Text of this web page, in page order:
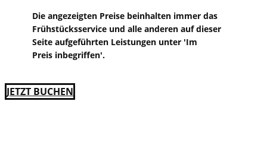
​Die angezeigten Preise beinhalten immer das
Frühstücksservice und alle anderen auf dieser
Seite aufgeführten Leistungen unter 'Im
Preis inbegriffen'.
​JETZT BUCHEN